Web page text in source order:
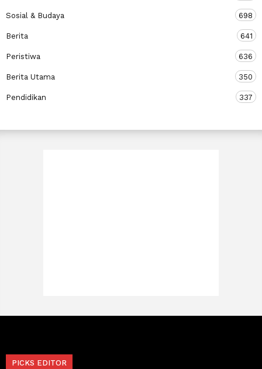
Sosial & Budaya 698
Berita 641
Peristiwa 636
Berita Utama 350
Pendidikan 337
PICKS EDITOR